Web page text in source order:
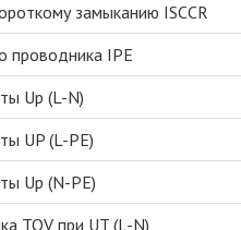
замыканию ISCCR
проводника IPE
Up (L-N)
UP (L-PE)
Up (N-PE)
TOV при UT (L-N)